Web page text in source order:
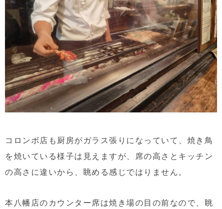
コロンボ店も厨房がガラス張りになっていて、焼き鳥
を焼いている様子は見えますが、席の高さとキッチン
の高さに違いから、眺める感じではりません。
本八幡店のカウンター席は焼き場の目の前なので、眺